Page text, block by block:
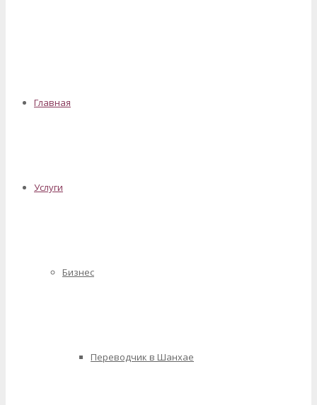
Главная
Услуги
Бизнес
Переводчик в Шанхае